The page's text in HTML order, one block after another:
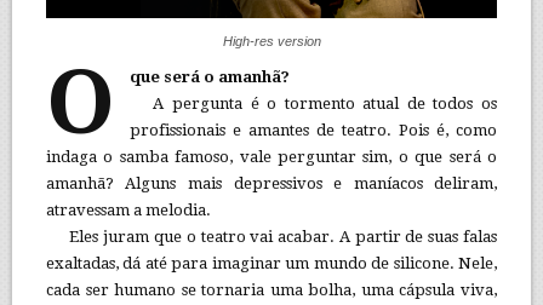
High-res version
O
que será o amanhã?
A pergunta é o tormento atual de todos os
profissionais e amantes de teatro. Pois é, como
indaga o samba famoso, vale perguntar sim, o que será o
amanhã? Alguns mais depressivos e maníacos deliram,
atravessam a melodia.
Eles juram que o teatro vai acabar. A partir de suas falas
exaltadas, dá até para imaginar um mundo de silicone. Nele,
cada ser humano se tornaria uma bolha, uma cápsula viva,